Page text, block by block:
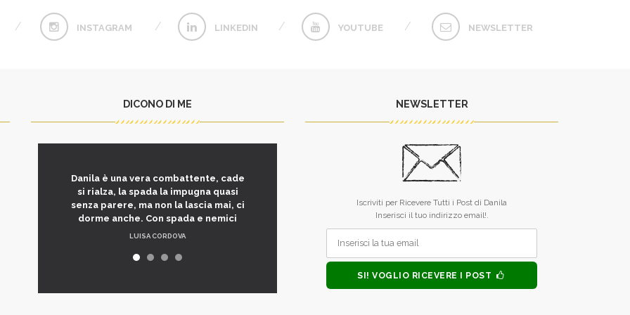
INSTAGRAM LINKEDIN YOUTUBE NEWSLETTER
DICONO DI ME
Danila è una vera combattente, cade
si rialza, la spada la impugna quasi
senza parere, ma non la lascia mai, ci
dorme anche. Con spada e nemici
LUISA CORDOVA
L’unico difetto dei tuoi libri è che
MONICA ALLEGRUCCI
NEWSLETTER
Iscriviti per Ricevere Tutti i Post di Danila
Inserisci il tuo indirizzo email!.
SI! VOGLIO RICEVERE I POST